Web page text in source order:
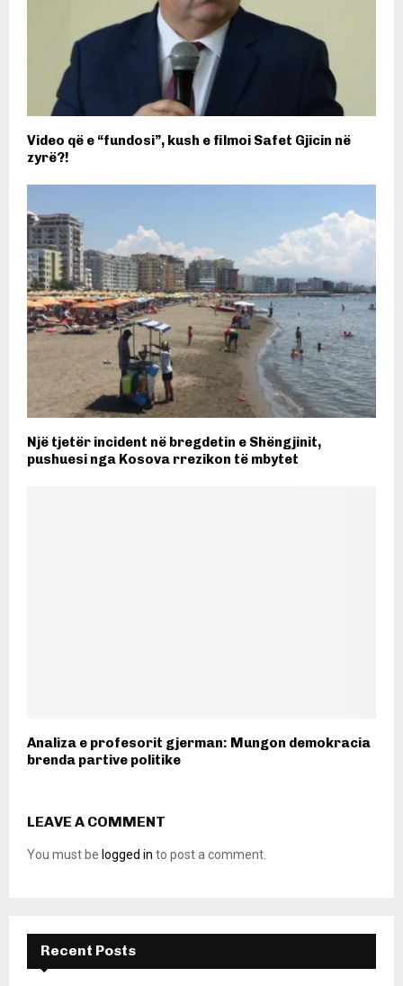
Video që e “fundosi”, kush e filmoi Safet Gjicin në
zyrë?!
Një tjetër incident në bregdetin e Shëngjinit,
pushuesi nga Kosova rrezikon të mbytet
Analiza e profesorit gjerman: Mungon demokracia
brenda partive politike
LEAVE A COMMENT
You must be logged in to post a comment.
Recent Posts